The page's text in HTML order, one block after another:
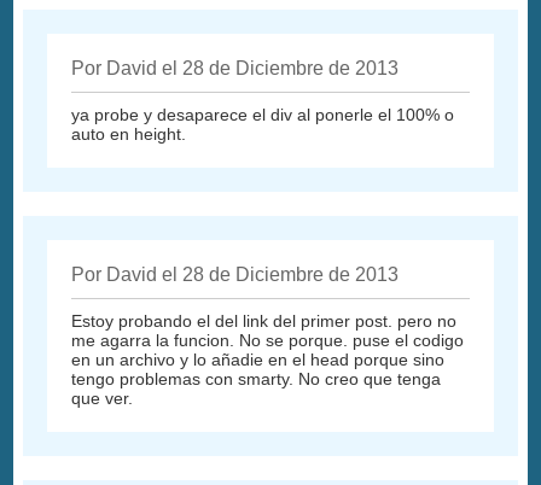
Por David el 28 de Diciembre de 2013
ya probe y desaparece el div al ponerle el 100% o
auto en height.
Por David el 28 de Diciembre de 2013
Estoy probando el del link del primer post. pero no
me agarra la funcion. No se porque. puse el codigo
en un archivo y lo añadie en el head porque sino
tengo problemas con smarty. No creo que tenga
que ver.